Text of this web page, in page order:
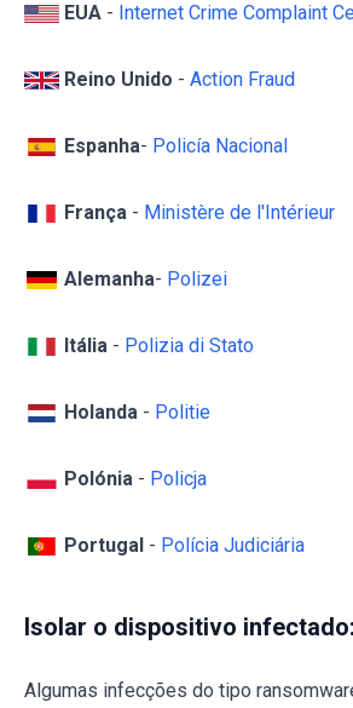
EUA - Internet Crime Complaint
Reino Unido - Action Fraud
Espanha- Policía Nacional
França - Ministère de l'Intérieur
Alemanha- Polizei
Itália - Polizia di Stato
Holanda - Politie
Polónia - Policja
Portugal - Polícia Judiciária
Isolar o dispositivo infectado:
Algumas infecções do tipo